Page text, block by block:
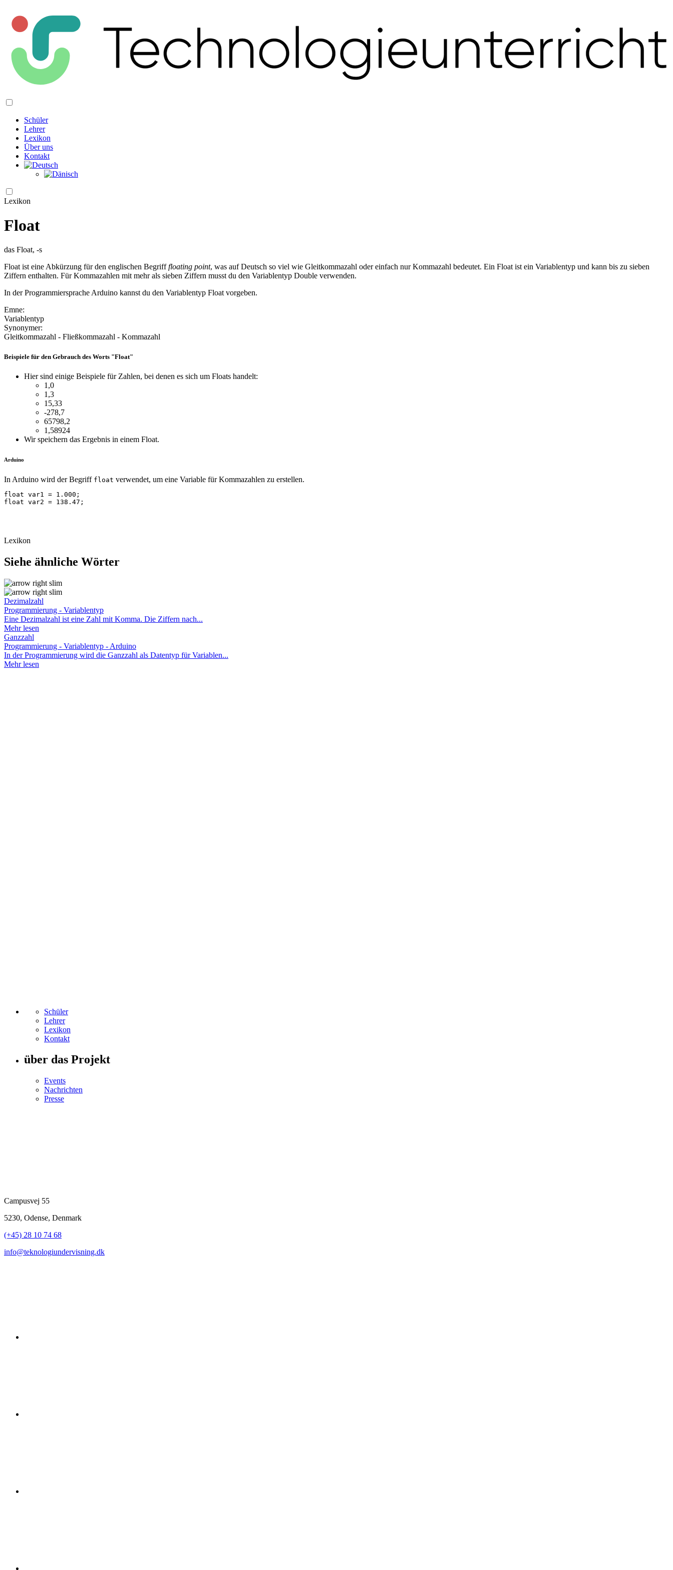
Schüler
Lehrer
Lexikon
Über uns
Kontakt
Lexikon
Float
das Float, -s
Float ist eine Abkürzung für den englischen Begrifffloating point, was auf Deutsch so viel wie Gleitkommazahl oder einfach nur Kommazahl bedeutet. Ein Float ist ein Variablentyp und kann bis zu sieben
Ziffern enthalten. Für Kommazahlen mit mehr als sieben Ziffern musst du den Variablentyp Double verwenden.
In der Programmiersprache Arduino kannst du den Variablentyp Float vorgeben.
Emne:
Variablentyp
Synonymer:
Gleitkommazahl - Fließkommazahl - Kommazahl
Beispiele für den Gebrauch des Worts "Float"
Hier sind einige Beispiele für Zahlen, bei denen es sich um Floats handelt:
1,0
1,3
15,33
-278,7
65798,2
1,58924
Wir speichern das Ergebnis in einem Float.
Arduino
In Arduino wird der Begriff float verwendet, um eine Variable für Kommazahlen zu erstellen.
float var1 = 1.000;
float var2 = 138.47;
Lexikon
Siehe ähnliche Wörter
Dezimalzahl
Programmierung - Variablentyp
Eine Dezimalzahl ist eine Zahl mit Komma. Die Ziffern nach...
Mehr lesen
Ganzzahl
Programmierung - Variablentyp - Arduino
In der Programmierung wird die Ganzzahl als Datentyp für Variablen...
Mehr lesen
Schüler
Lehrer
Lexikon
Kontakt
über das Projekt
Events
Nachrichten
Presse
Campusvej 55
5230, Odense, Denmark
(+45) 28 10 74 68
info@teknologiundervisning.dk